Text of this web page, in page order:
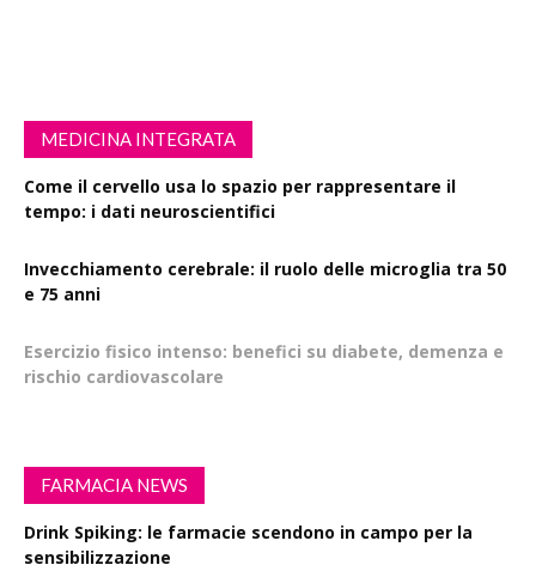
MEDICINA INTEGRATA
Come il cervello usa lo spazio per rappresentare il
tempo: i dati neuroscientifici
Invecchiamento cerebrale: il ruolo delle microglia tra 50
e 75 anni
Esercizio fisico intenso: benefici su diabete, demenza e
rischio cardiovascolare
FARMACIA NEWS
Drink Spiking: le farmacie scendono in campo per la
sensibilizzazione